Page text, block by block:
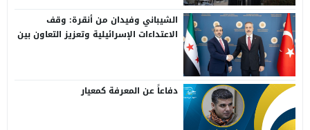
الشيباني وفيدان من أنقرة: وقف
الاعتداءات الإسرائيلية وتعزيز التعاون بين
دفاعاً عن المعرفة كمعيار